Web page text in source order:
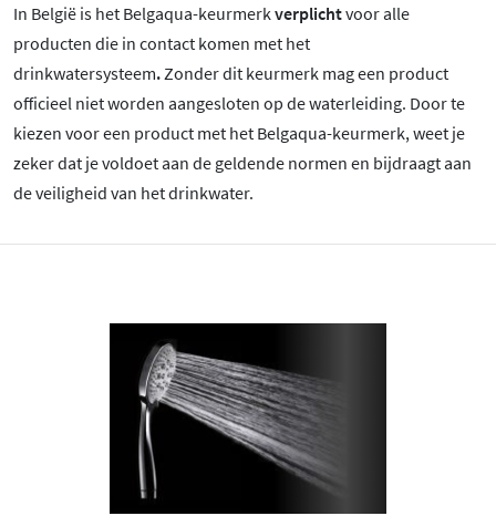
In België is het Belgaqua-keurmerkverplichtvoor alle
producten die in contact komen met het
drinkwatersysteem. Zonder dit keurmerk mag een product
officieel niet worden aangesloten op de waterleiding. Door te
kiezen voor een product met het Belgaqua-keurmerk, weet je
zeker dat je voldoet aan de geldende normen en bijdraagt aan
de veiligheid van het drinkwater.